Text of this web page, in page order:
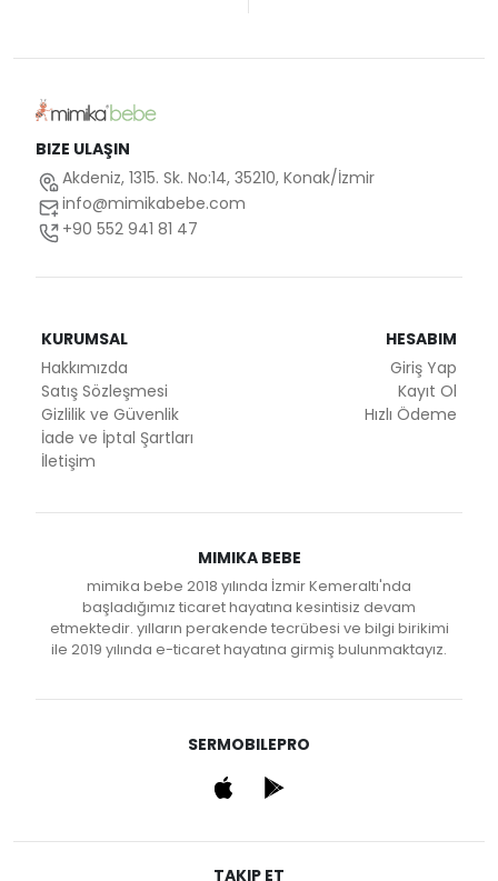
BIZE ULAŞIN
Akdeniz, 1315. Sk. No:14, 35210, Konak/İzmir
info@mimikabebe.com
+90 552 941 81 47
KURUMSAL
Hakkımızda
Satış Sözleşmesi
Gizlilik ve Güvenlik
İade ve İptal Şartları
İletişim
HESABIM
Giriş Yap
Kayıt Ol
Hızlı Ödeme
MIMIKA BEBE
mimika bebe 2018 yılında İzmir Kemeraltı'nda
başladığımız ticaret hayatına kesintisiz devam
etmektedir. yılların perakende tecrübesi ve bilgi birikimi
ile 2019 yılında e-ticaret hayatına girmiş bulunmaktayız.
SERMOBILEPRO
TAKIP ET